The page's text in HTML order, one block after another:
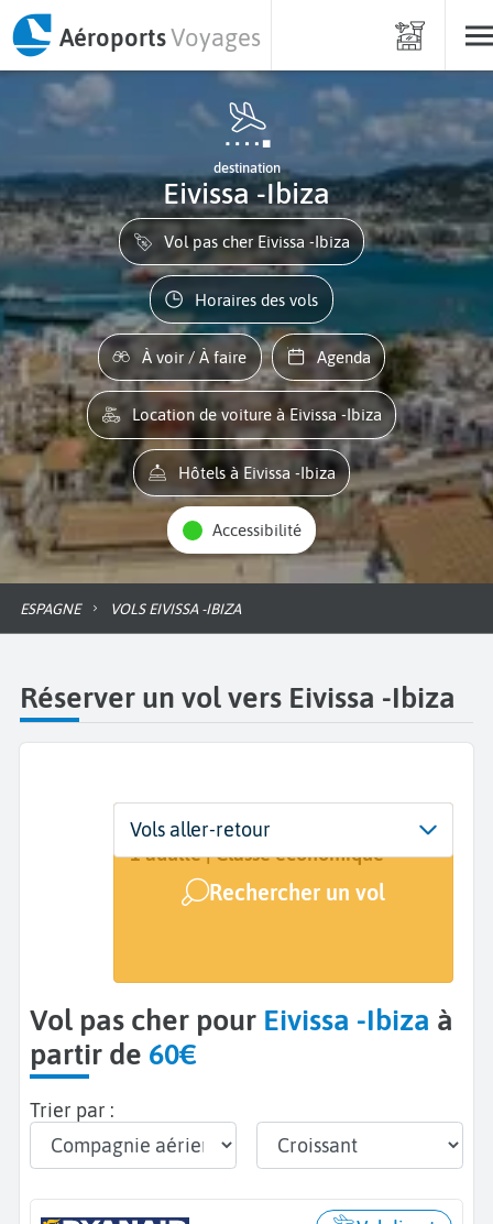
AéroportsVoyages
destination
Eivissa -Ibiza
Vol pas cher Eivissa -Ibiza
Horaires des vols
À voir / À faire Agenda
Location de voiture à Eivissa -Ibiza
Hôtels à Eivissa -Ibiza
Accessibilité
ESPAGNE VOLS EIVISSA -IBIZA
Réserver un vol vers Eivissa -Ibiza
Départ
De...
Dates
Dates de votre voyage
Voyageurs | Classe
1 adulte | Classe économique
Rechercher un vol
Vols aller-retour
Vol pas cher pour Eivissa -Ibiza à
partir de 60€
Trier par :